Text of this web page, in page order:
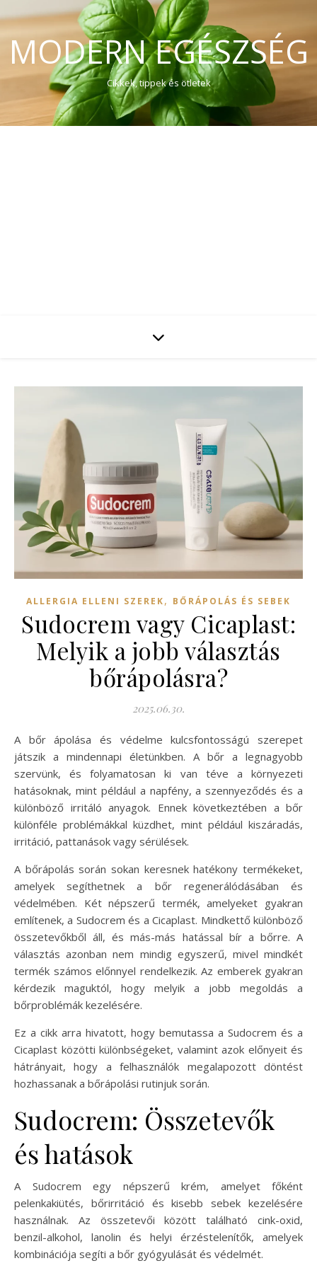
MODERN EGÉSZSÉG
Cikkek, tippek és ötletek
ALLERGIA ELLENI SZEREK, BŐRÁPOLÁS ÉS SEBEK
Sudocrem vagy Cicaplast:
Melyik a jobb választás
bőrápolásra?
2025.06.30.
A bőr ápolása és védelme kulcsfontosságú szerepet
játszik a mindennapi életünkben. A bőr a legnagyobb
szervünk, és folyamatosan ki van téve a környezeti
hatásoknak, mint például a napfény, a szennyeződés és a
különböző irritáló anyagok. Ennek következtében a bőr
különféle problémákkal küzdhet, mint például kiszáradás,
irritáció, pattanások vagy sérülések.
A bőrápolás során sokan keresnek hatékony termékeket,
amelyek segíthetnek a bőr regenerálódásában és
védelmében. Két népszerű termék, amelyeket gyakran
említenek, a Sudocrem és a Cicaplast. Mindkettő különböző
összetevőkből áll, és más-más hatással bír a bőrre. A
választás azonban nem mindig egyszerű, mivel mindkét
termék számos előnnyel rendelkezik. Az emberek gyakran
kérdezik maguktól, hogy melyik a jobb megoldás a
bőrproblémák kezelésére.
Ez a cikk arra hivatott, hogy bemutassa a Sudocrem és a
Cicaplast közötti különbségeket, valamint azok előnyeit és
hátrányait, hogy a felhasználók megalapozott döntést
hozhassanak a bőrápolási rutinjuk során.
Sudocrem: Összetevők
és hatások
A Sudocrem egy népszerű krém, amelyet főként
pelenkakiütés, bőrirritáció és kisebb sebek kezelésére
használnak. Az összetevői között található cink-oxid,
benzil-alkohol, lanolin és helyi érzéstelenítők, amelyek
kombinációja segíti a bőr gyógyulását és védelmét.